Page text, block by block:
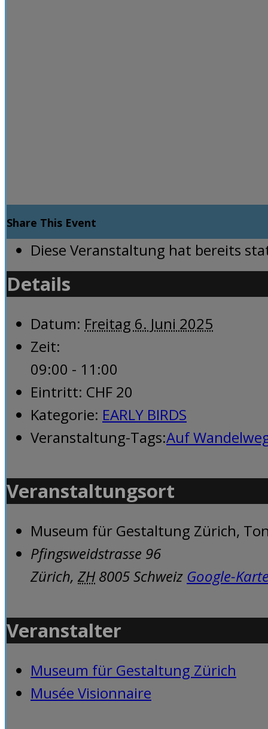
Share This Event
Diese Veranstaltung hat bereits
Details
Datum: Freitag 6. Juni 2025
Zeit:
09:00 - 11:00
Eintritt: CHF 20
Kategorie: EARLY BIRDS
Veranstaltung-Tags:Auf
Veranstaltungsort
Museum für Gestaltung Zürich,
Pfingsweidstrasse 96
Zürich, ZH 8005Schweiz Google-
Veranstalter
Museum für Gestaltung Zürich
Musée Visionnaire